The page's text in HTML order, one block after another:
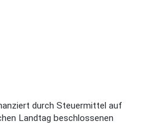
durch Steuermittel auf
Landtag beschlossenen